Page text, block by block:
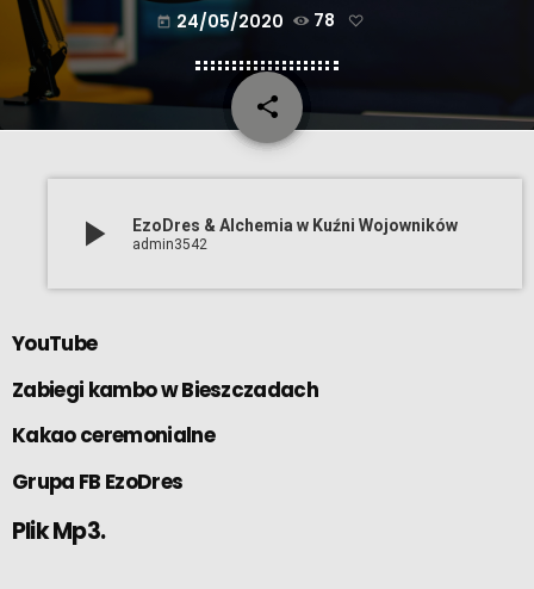
today 24/05/2020 78
share
email
play_arrow EzoDres & Alchemia w Kuźni Wojowników
admin3542
YouTube
Zabiegi kambo w Bieszczadach
Kakao ceremonialne
Grupa FB EzoDres
Plik Mp3.